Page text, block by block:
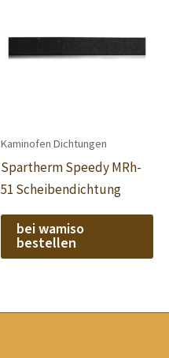
Kaminofen Dichtungen
Spartherm Speedy MRh-
51 Scheibendichtung
bei wamiso
bestellen